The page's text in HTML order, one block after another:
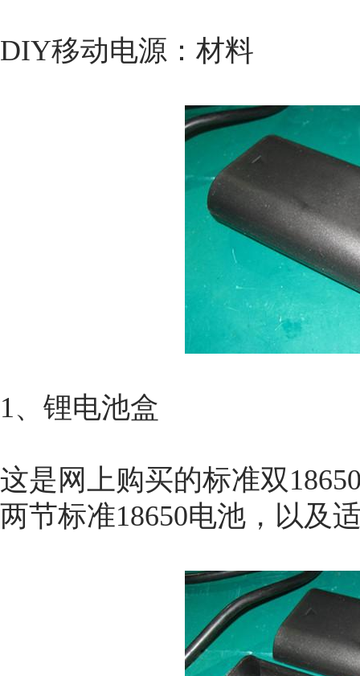
DIY移动电源：材料
1、锂电池盒
这是网上购买的标准双
两节标准18650电池，以及